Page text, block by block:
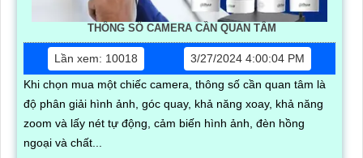
THÔNG SỐ CAMERA CẦN QUAN TÂM
Lần xem: 10018
3/27/2024 4:00:04 PM
Khi chọn mua một chiếc camera, thông số cần quan tâm là
độ phân giải hình ảnh, góc quay, khả năng xoay, khả năng
zoom và lấy nét tự động, cảm biến hình ảnh, đèn hồng
ngoại và chất...